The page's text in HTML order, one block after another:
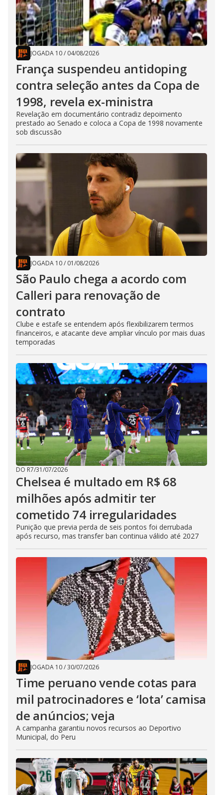
JOGADA 10/ 04/08/2026
França suspendeu antidoping
contra seleção antes da Copa de
1998, revela ex-ministra
Revelação em documentário contradiz depoimento
prestado ao Senado e coloca a Copa de 1998 novamente
sob discussão
JOGADA 10/ 01/08/2026
São Paulo chega a acordo com
Calleri para renovação de
contrato
Clube e estafe se entendem após flexibilizarem termos
financeiros, e atacante deve ampliar vínculo por mais duas
temporadas
DO R7/31/07/2026
Chelsea é multado em R$ 68
milhões após admitir ter
cometido 74 irregularidades
Punição que previa perda de seis pontos foi derrubada
após recurso, mas transfer ban continua válido até 2027
JOGADA 10/30/07/2026
Time peruano vende cotas para
mil patrocinadores e ‘lota’ camisa
de anúncios; veja
A campanha garantiu novos recursos ao Deportivo
Municipal, do Peru